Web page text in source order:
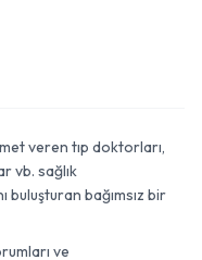
veren tıp doktorları,
vb. sağlık
buluşturan bağımsız bir
ve